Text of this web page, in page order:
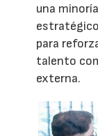
una
para
talento
externa.